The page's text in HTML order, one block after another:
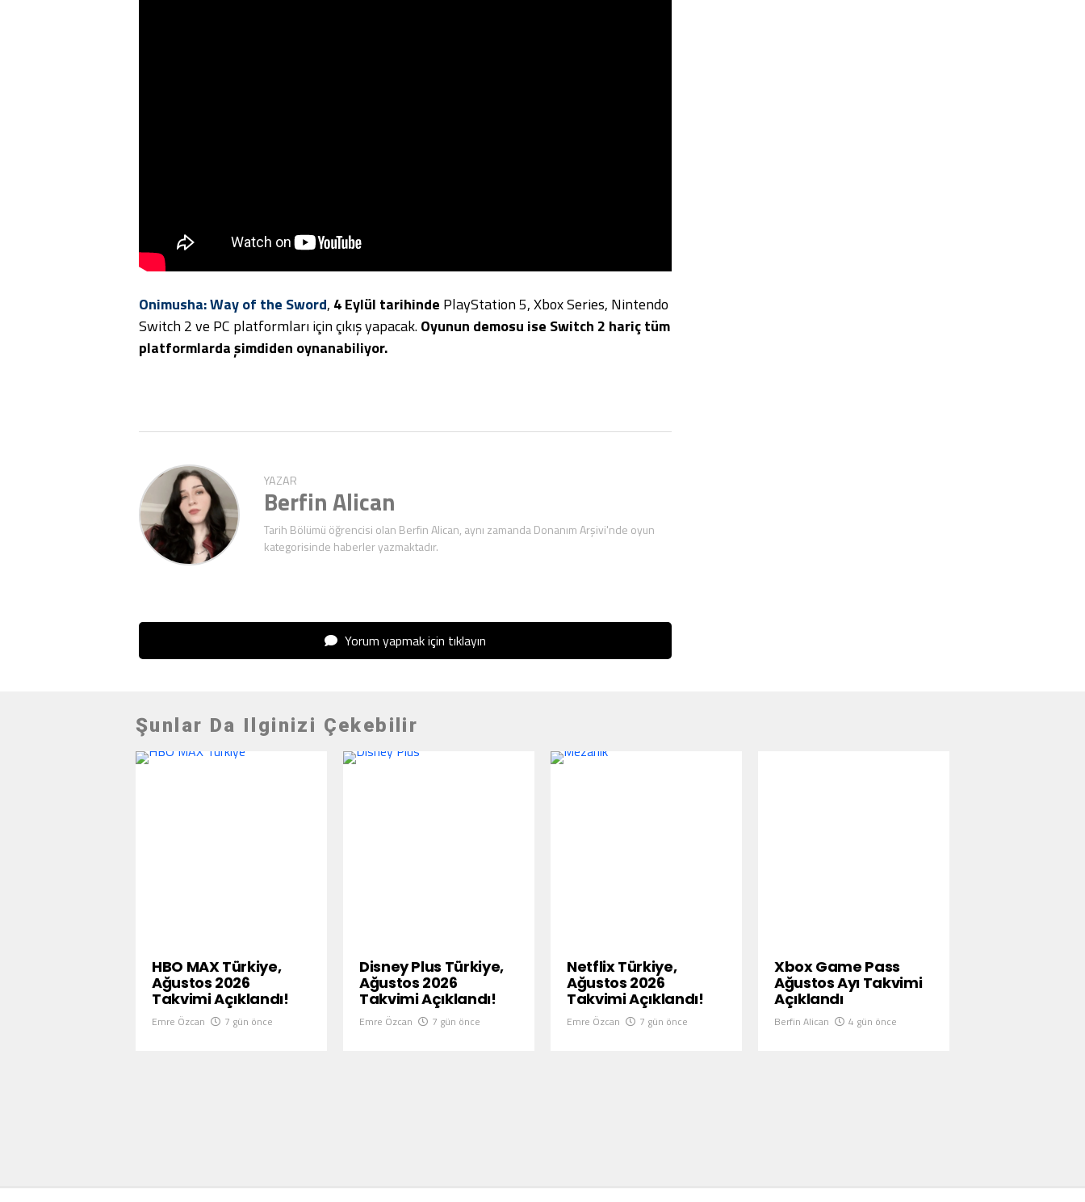
Onimusha: Way of the Sword, 4 Eylül tarihinde PlayStation 5, Xbox Series, Nintendo
Switch 2 ve PC platformları için çıkış yapacak.Oyunun demosu ise Switch 2 hariç tüm
platformlarda şimdiden oynanabiliyor.
YAZAR
Berfin Alican
Tarih Bölümü öğrencisi olan Berfin Alican, aynı zamanda Donanım Arşivi'nde oyun
kategorisinde haberler yazmaktadır.
Yorum yapmak için tıklayın
Şunlar Da Ilginizi Çekebilir
HBO MAX Türkiye,
Ağustos 2026
Takvimi Açıklandı!
Emre Özcan 7 gün önce
Disney Plus Türkiye,
Ağustos 2026
Takvimi Açıklandı!
Emre Özcan 7 gün önce
Netflix Türkiye,
Ağustos 2026
Takvimi Açıklandı!
Emre Özcan 7 gün önce
Xbox Game Pass
Ağustos Ayı Takvimi
Açıklandı
Berfin Alican 4 gün önce